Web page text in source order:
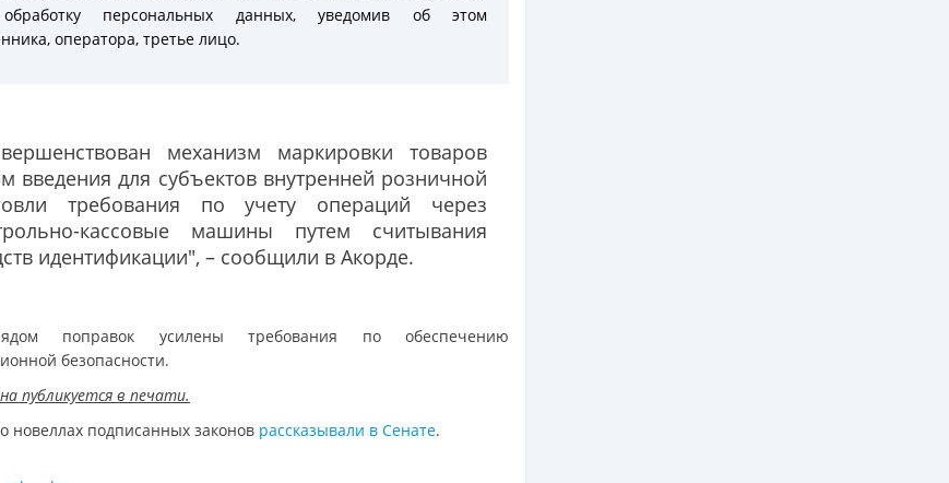
персональных данных, уведомив об этом
оператора, третье лицо.
механизм маркировки товаров
введения для субъектов внутренней розничной
требования по учету операций через
кассовые машины путем считывания
идентификации", – сообщили в Акорде.
поправок усилены требования по обеспечению
безопасности.
публикуется в печати.
новеллах подписанных законов рассказывали в Сенате.